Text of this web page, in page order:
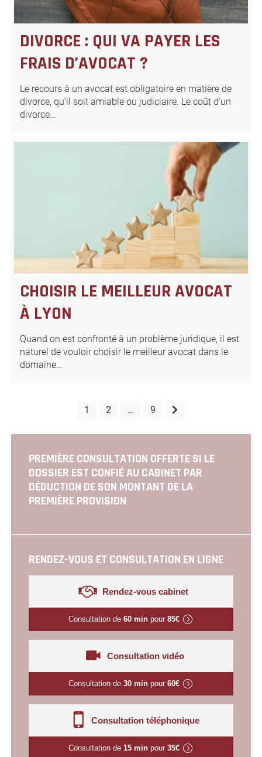
DIVORCE : QUI VA PAYER LES
FRAIS D’AVOCAT ?
Le recours à un avocat est obligatoire en matière de
divorce, qu’il soit amiable ou judiciaire. Le coût d’un
divorce…
CHOISIR LE MEILLEUR AVOCAT
À LYON
Quand on est confronté à un problème juridique, il est
naturel de vouloir choisir le meilleur avocat dans le
domaine…
PAGINATION
DES
PUBLICATIONS
1 2 … 9
PREMIÈRE CONSULTATION OFFERTE SI LE
DOSSIER EST CONFIÉ AU CABINET PAR
DÉDUCTION DE SON MONTANT DE LA
PREMIÈRE PROVISION
RENDEZ-VOUS ET CONSULTATION EN LIGNE
Rendez-vous cabinet
Consultation de 60 minpour 85€
Consultation vidéo
Consultation de 30 minpour 60€
Consultation téléphonique
Consultation de 15 minpour 35€